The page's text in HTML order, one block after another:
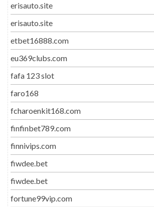
erisauto.site
erisauto.site
etbet16888.com
eu369clubs.com
fafa 123 slot
faro168
fcharoenkit168.com
finfinbet789.com
finnivips.com
fiwdee.bet
fiwdee.bet
fortune99vip.com